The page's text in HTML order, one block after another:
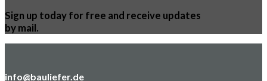
Sign up today for free and receive updates
by mail.
info@bauliefer.de